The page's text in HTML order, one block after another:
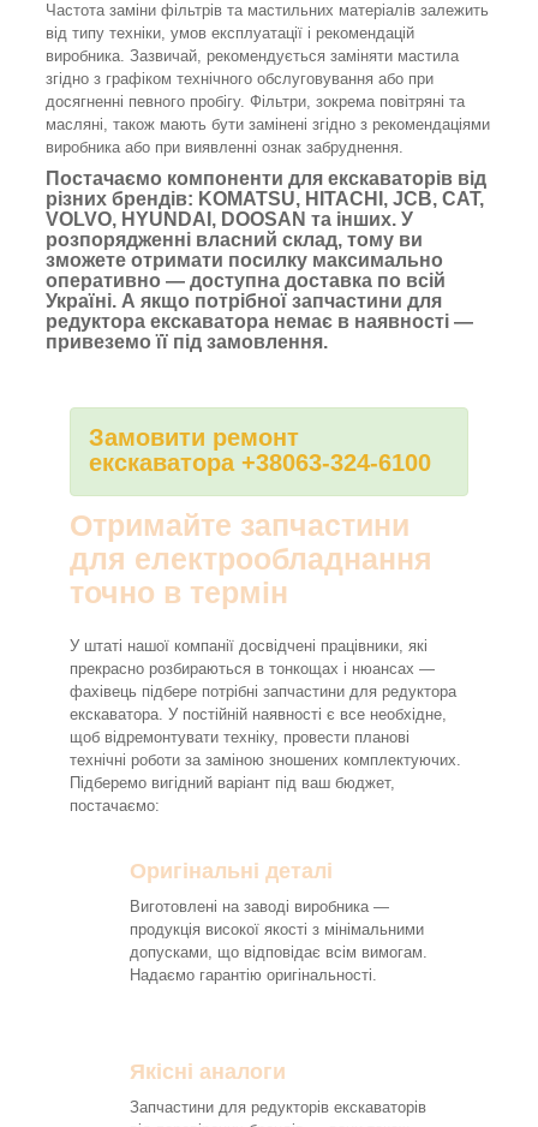
Частота заміни фільтрів та мастильних матеріалів залежить
від типу техніки, умов експлуатації і рекомендацій
виробника. Зазвичай, рекомендується заміняти мастила
згідно з графіком технічного обслуговування або при
досягненні певного пробігу. Фільтри, зокрема повітряні та
масляні, також мають бути замінені згідно з рекомендаціями
виробника або при виявленні ознак забруднення.
Постачаємо компоненти для екскаваторів від
різних брендів: KOMATSU, HITACHI, JCB, CAT,
VOLVO, HYUNDAI, DOOSAN та інших. У
розпорядженні власний склад, тому ви
зможете отримати посилку максимально
оперативно — доступна доставка по всій
Україні. А якщо потрібної запчастини для
редуктора екскаватора немає в наявності —
привеземо її під замовлення.
Замовити ремонт
екскаватора +38063-324-6100
Отримайте запчастини
для електрообладнання
точно в термін
У штаті нашої компанії досвідчені працівники, які
прекрасно розбираються в тонкощах і нюансах —
фахівець підбере потрібні запчастини для редуктора
екскаватора. У постійній наявності є все необхідне,
щоб відремонтувати техніку, провести планові
технічні роботи за заміною зношених комплектуючих.
Підберемо вигідний варіант під ваш бюджет,
постачаємо:
Оригінальні деталі
Виготовлені на заводі виробника —
продукція високої якості з мінімальними
допусками, що відповідає всім вимогам.
Надаємо гарантію оригінальності.
Якісні аналоги
Запчастини для редукторів екскаваторів